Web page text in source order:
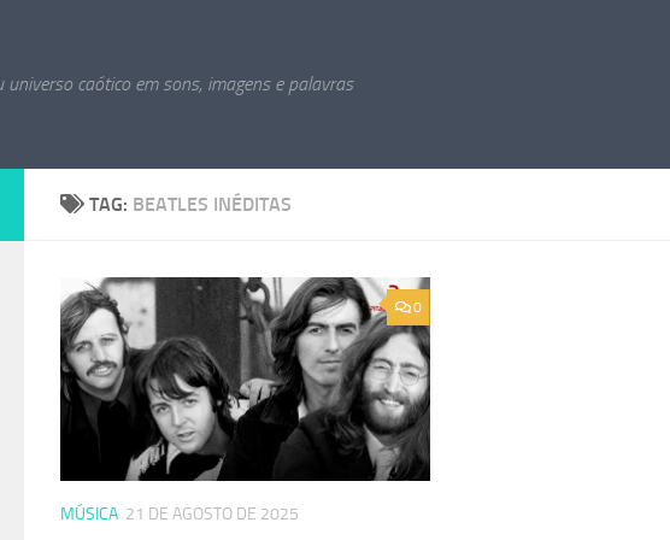
universo caótico em sons, imagens e palavras
TAG: BEATLES INÉDITAS
0
MÚSICA 21 DE AGOSTO DE 2025